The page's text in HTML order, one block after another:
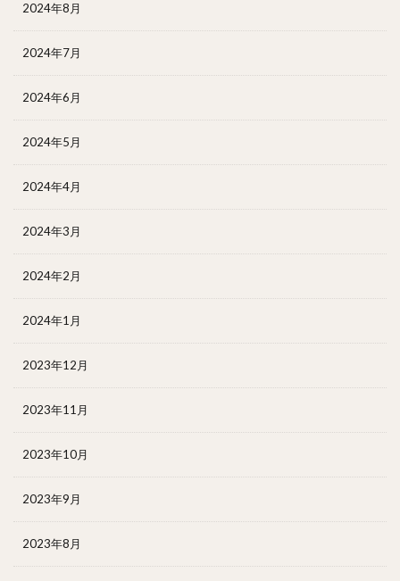
2024年8月
2024年7月
2024年6月
2024年5月
2024年4月
2024年3月
2024年2月
2024年1月
2023年12月
2023年11月
2023年10月
2023年9月
2023年8月